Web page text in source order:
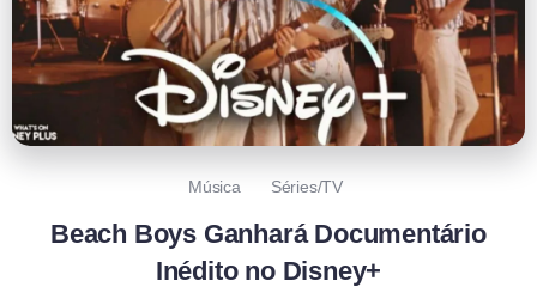
Música Séries/TV
Beach Boys Ganhará Documentário
Inédito no Disney+